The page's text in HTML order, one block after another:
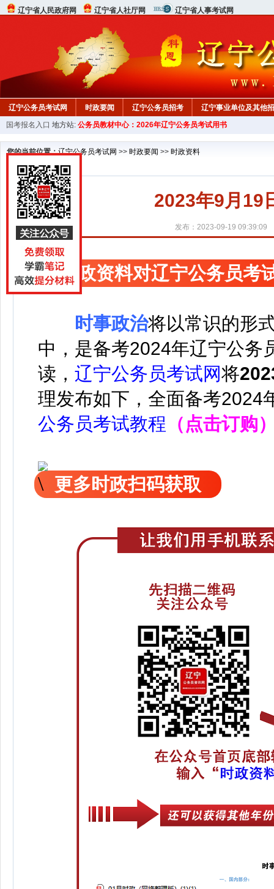
辽宁省人民政府网 辽宁省人社厅网 辽宁省人事考试网
辽宁公务员考试网 时政要闻 辽宁公务员招考 辽宁事业单位及其他
在线咨询 教材中心
国考报名入口 地方站: 公务员教材中心：2026年辽宁公务员考试用书
您的当前位置：辽宁公务员考试网 >> 时政要闻 >> 时政资料
2023年9月19
发布：2023-09-19 09:39:09
时政资料对辽宁公务员考
时事政治将以常识的形
中，是备考2024年辽宁公务
读， 辽宁公务员考试网将
理发布如下， 全面备考2024
公务员考试教程 （点击订购
更多时政扫码获取